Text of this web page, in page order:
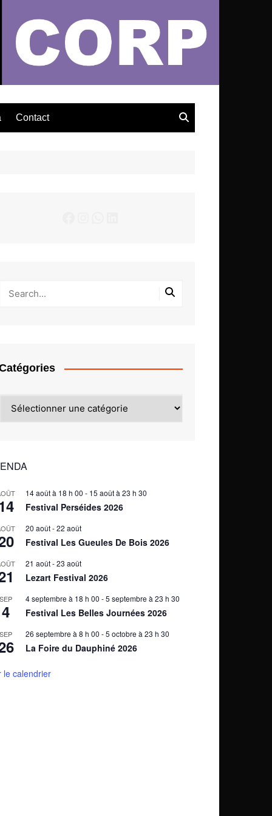
Musicales
Contact
14 août à 18 h 00 - 15 août à 23 h 30
Festival Perséides 2026
20 août-22 août
Festival Les Gueules De Bois 2026
21 août-23 août
Lezart Festival 2026
SEP
4
4 septembre à 18 h 00 -5 septembre à 23 h 30
Festival Les Belles Journées 2026
SEP 26 septembre à 8 h 00 -5 octobre à 23 h 30
La Foire du Dauphiné 2026
le calendrier